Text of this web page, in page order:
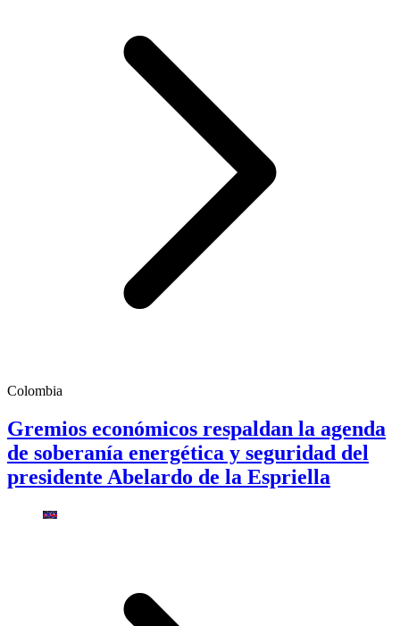
Colombia
Gremios económicos respaldan la agenda
de soberanía energética y seguridad del
presidente Abelardo de la Espriella